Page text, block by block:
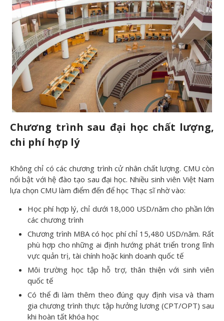
Chương trình sau đại học chất lượng,
chi phí hợp lý
Không chỉ có các chương trình cử nhân chất lượng. CMU còn
nổi bật với hệ đào tạo sau đại học. Nhiều sinh viên Việt Nam
lựa chọn CMU làm điểm đến để học Thạc sĩ nhờ vào:
Học phí hợp lý, chỉ dưới 18,000 USD/năm cho phần lớn
các chương trình
Chương trình MBA có học phí chỉ 15,480 USD/năm. Rất
phù hợp cho những ai định hướng phát triển trong lĩnh
vực quản trị, tài chính hoặc kinh doanh quốc tế
Môi trường học tập hỗ trợ, thân thiện với sinh viên
quốc tế
Có thể đi làm thêm theo đúng quy định visa và tham
gia chương trình thực tập hưởng lương (CPT/OPT) sau
khi hoàn tất khóa học